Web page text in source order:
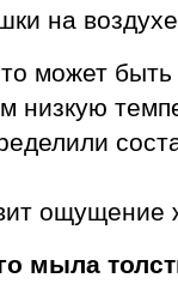
на
может
низкую
ощущение
мыла